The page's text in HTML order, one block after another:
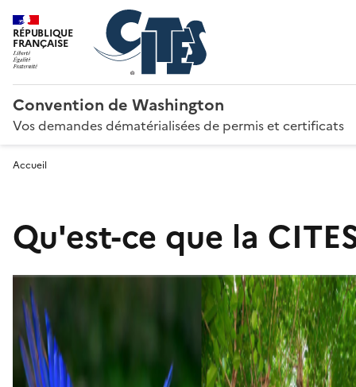
RÉPUBLIQUE
FRANÇAISE
Convention de Washington
Vos demandes dématérialisées de permis et certificats
Accueil
Qu'est-ce que la